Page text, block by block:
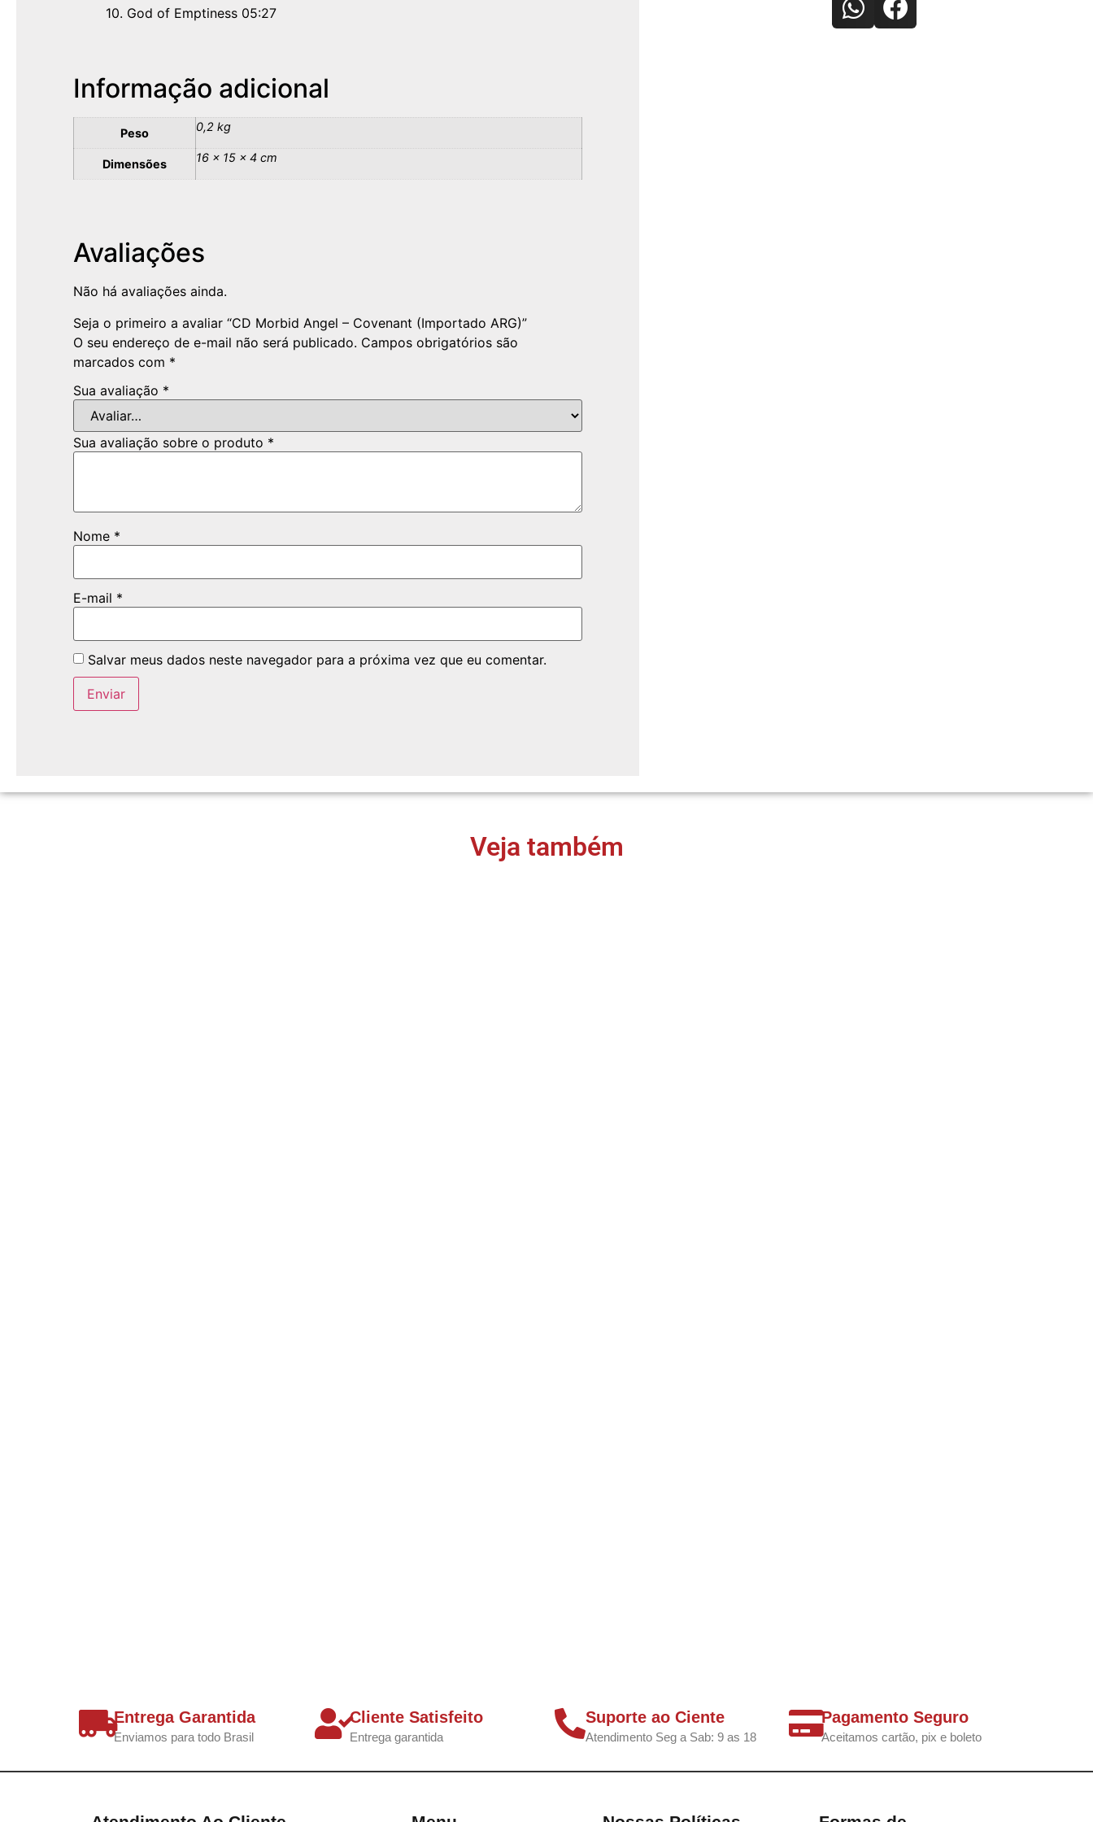
10. God of Emptiness 05:27
Informação adicional
Peso 0,2 kg
Dimensões 16 × 15 × 4 cm
Avaliações
Não há avaliações ainda.
Seja o primeiro a avaliar “CD Morbid Angel – Covenant (Importado ARG)”
O seu endereço de e-mail não será publicado. Campos obrigatórios são
marcados com *
Sua avaliação *
Sua avaliação sobre o produto *
Nome *
E-mail *
Salvar meus dados neste navegador para a próxima vez que eu comentar.
Veja também
Entrega Garantida
Enviamos para todo Brasil
Cliente Satisfeito
Entrega garantida
Suporte ao Ciente
Atendimento Seg a Sab: 9 as 18
Pagamento Seguro
Aceitamos cartão, pix e boleto